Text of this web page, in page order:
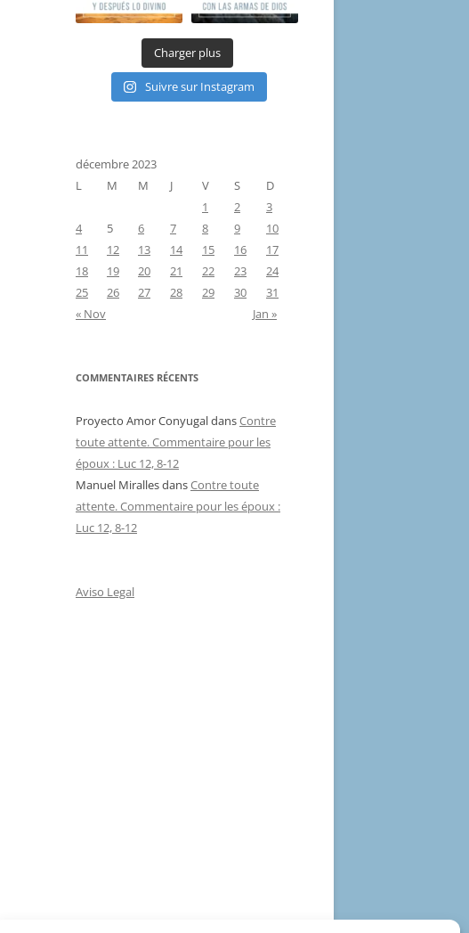
Charger plus
Suivre sur Instagram
décembre 2023
L
M M J V S
D
1
2
3
4
5 6 7 8 9
10
11
12 13 14 15 16
17
18
19 20 21 22 23
24
25
26 27 28 29 30
31
« Nov
Jan »
COMMENTAIRES RÉCENTS
Proyecto Amor ConyugaldansContre
toute attente. Commentaire pour les
époux : Luc 12, 8-12
Manuel MirallesdansContre toute
attente. Commentaire pour les époux :
Luc 12, 8-12
Aviso Legal